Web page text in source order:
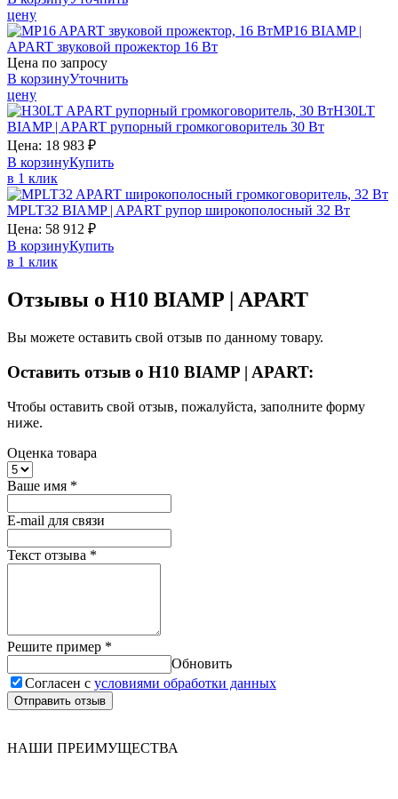
цену
MP16 BIAMP |
APART звуковой прожектор 16 Вт
Цена по запросу
В корзинуУточнить
цену
H30LT
BIAMP | APART рупорный громкоговоритель 30 Вт
Цена: 18 983 ₽
В корзинуКупить
в 1 клик
MPLT32 BIAMP | APART рупор широкополосный 32 Вт
Цена: 58 912 ₽
В корзинуКупить
в 1 клик
Отзывы о H10 BIAMP | APART
Вы можете оставить свой отзыв по данному товару.
Оставить отзыв о H10 BIAMP | APART:
Чтобы оставить свой отзыв, пожалуйста, заполните форму
ниже.
Оценка товара
Ваше имя *
E-mail для связи
Текст отзыва *
Решите пример *
Обновить
Согласен с условиями обработки данных
Отправить отзыв
НАШИ ПРЕИМУЩЕСТВА